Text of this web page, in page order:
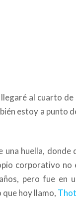
al cuarto
estoy a punto
huella, donde
corporativo no
pero fue en
que hoy llamo,